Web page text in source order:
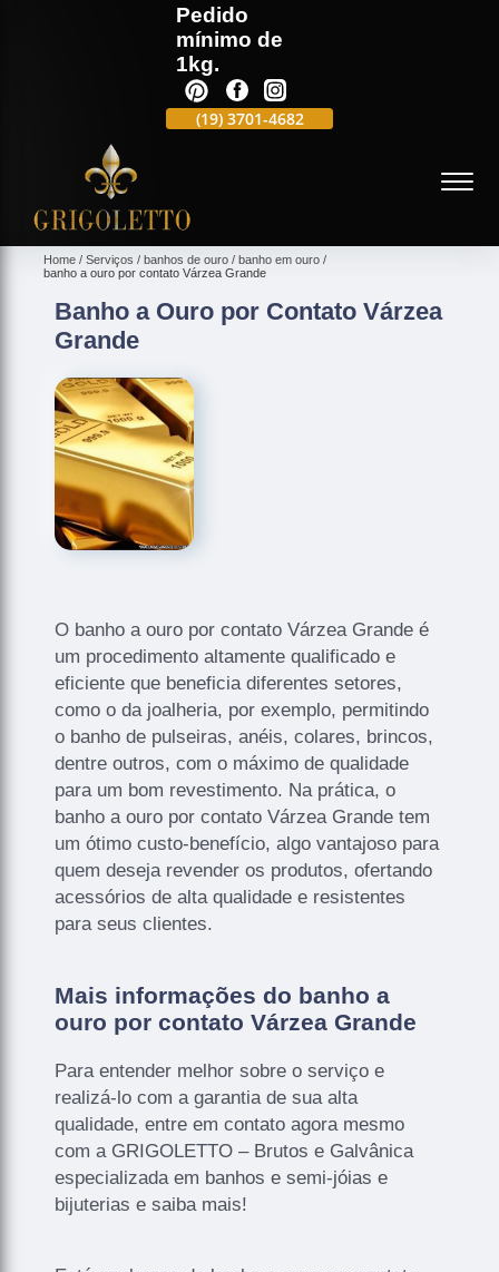
Pedido
mínimo de
1kg.
(19)3701-4682
Home Serviços banhos de ouro
banho em ouro
banho a ouro por contato Várzea Grande
Banho a Ouro por Contato Várzea
Grande
O banho a ouro por contato Várzea Grande é
um procedimento altamente qualificado e
eficiente que beneficia diferentes setores,
como o da joalheria, por exemplo, permitindo
o banho de pulseiras, anéis, colares, brincos,
dentre outros, com o máximo de qualidade
para um bom revestimento. Na prática, o
banho a ouro por contato Várzea Grande tem
um ótimo custo-benefício, algo vantajoso para
quem deseja revender os produtos, ofertando
acessórios de alta qualidade e resistentes
para seus clientes.
Mais informações do banho a
ouro por contato Várzea Grande
Para entender melhor sobre o serviço e
realizá-lo com a garantia de sua alta
qualidade, entre em contato agora mesmo
com a GRIGOLETTO – Brutos e Galvânica
especializada em banhos e semi-jóias e
bijuterias e saiba mais!